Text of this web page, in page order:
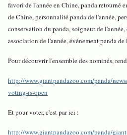
favori de l'année en Chine, panda retourné
de Chine, personnalité panda de l'année,
conservation du panda, soigneur de
association de l'année, événement panda de
Pour découvrir l'ensemble des nominés,
http://www.giantpandazoo.com/panda/
voting-is-open
Et pour voter, c'est par ici :
http://www.giantpandazoo.com/panda/